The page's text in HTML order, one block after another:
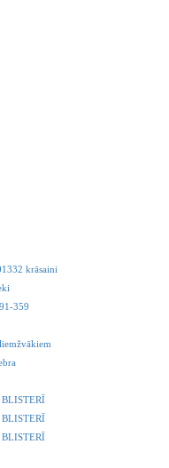
krāsaini
359